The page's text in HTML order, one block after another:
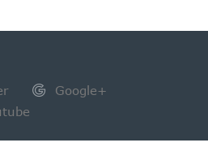
Google+